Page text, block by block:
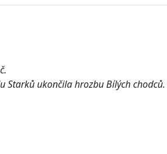
Starků ukončila hrozbu Bílých chodců.